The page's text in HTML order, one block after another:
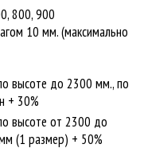
800, 900
10 мм. (максимально
высоте до 2300 мм., по
+ 30%
высоте от 2300 до
(1 размер) + 50%